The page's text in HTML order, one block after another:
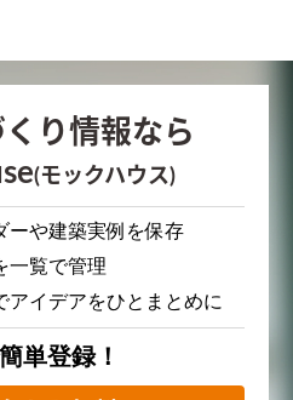
り情報なら
(モックハウス)
ーや建築実例を保存
一覧で管理
アイデアをひとまとめに
単登録！